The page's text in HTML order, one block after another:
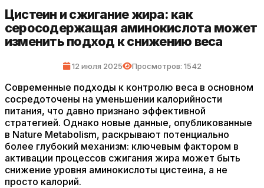
Цистеин и сжигание жира: как
серосодержащая аминокислота может
изменить подход к снижению веса
12 июля 2025 Просмотров: 1542
Современные подходы к контролю веса в основном
сосредоточены на уменьшении калорийности
питания, что давно признано эффективной
стратегией. Однако новые данные, опубликованные
в Nature Metabolism, раскрывают потенциально
более глубокий механизм: ключевым фактором в
активации процессов сжигания жира может быть
снижение уровня аминокислоты цистеина, а не
просто калорий.